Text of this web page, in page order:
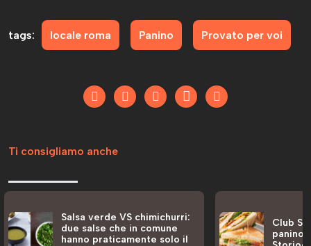
tags: locale roma Panino Provato per voi
Ti consigliamo anche
Salsa verde VS chimichurri:
due salse che in comune
hanno praticamente solo il
Club
panino